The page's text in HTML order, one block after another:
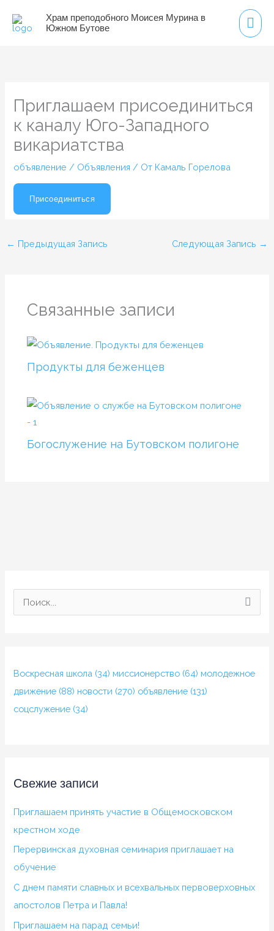
Храм преподобного Моисея Мурина в
Южном Бутове
Приглашаем присоединиться
к каналу Юго-Западного
викариатства
объявление / Объявления / От Камаль Горелова
Присоединиться
← Предыдущая Запись Следующая Запись →
Связанные записи
Продукты для беженцев
Богослужение на Бутовском полигоне
к
:
Воскресная школа (34) миссионерство (64) молодежное
движение (88) новости (270) объявление (131)
соцслужение (34)
Свежие записи
Приглашаем принять участие в Общемосковском
крестном ходе
Перервинская духовная семинария приглашает на
обучение
С днем памяти славных и всехвальных первоверховных
апостолов Петра и Павла!
Приглашаем на парад семьи!